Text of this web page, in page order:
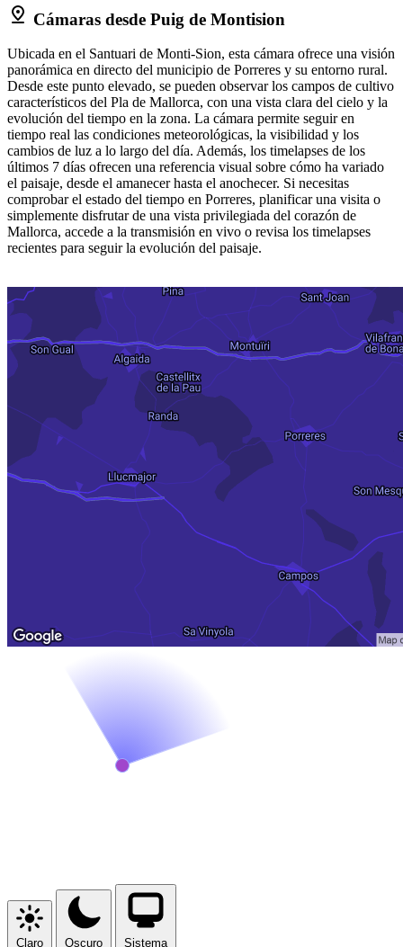
Cámaras desde Puig de Montision
Ubicada en el Santuari de Monti-Sion, esta cámara ofrece una visión
panorámica en directo del municipio de Porreres y su entorno rural.
Desde este punto elevado, se pueden observar los campos de cultivo
característicos del Pla de Mallorca, con una vista clara del cielo y la
evolución del tiempo en la zona. La cámara permite seguir en
tiempo real las condiciones meteorológicas, la visibilidad y los
cambios de luz a lo largo del día. Además, los timelapses de los
últimos 7 días ofrecen una referencia visual sobre cómo ha variado
el paisaje, desde el amanecer hasta el anochecer. Si necesitas
comprobar el estado del tiempo en Porreres, planificar una visita o
simplemente disfrutar de una vista privilegiada del corazón de
Mallorca, accede a la transmisión en vivo o revisa los timelapses
recientes para seguir la evolución del paisaje.
Claro Oscuro Sistema